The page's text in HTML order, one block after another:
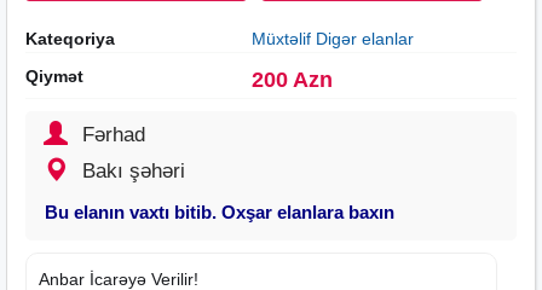
Kateqoriya
Müxtəlif Digər elanlar
Qiymət
200 Azn
Fərhad
Bakı şəhəri
Bu elanın vaxtı bitib. Oxşar elanlara baxın
Anbar İcarəyə Verilir!